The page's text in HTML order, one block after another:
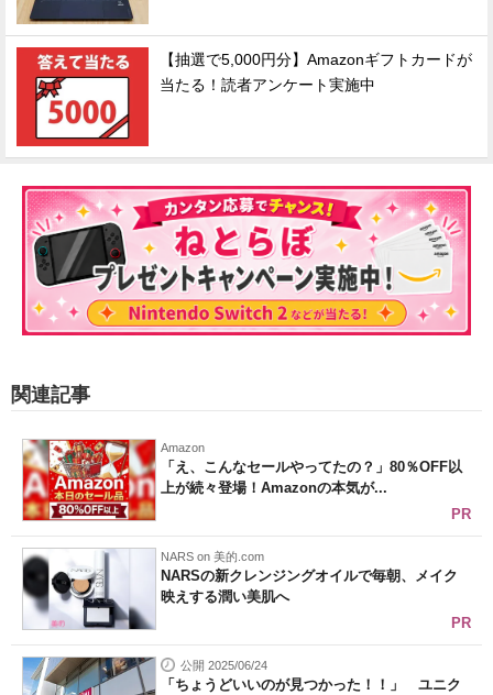
【抽選で5,000円分】Amazonギフトカードが
当たる！読者アンケート実施中
関連記事
Amazon
「え、こんなセールやってたの？」80％OFF以
上が続々登場！Amazonの本気が...
PR
NARS on 美的.com
NARSの新クレンジングオイルで毎朝、メイク
映えする潤い美肌へ
PR
公開 2025/06/24
「ちょうどいいのが見つかった！！」 ユニク